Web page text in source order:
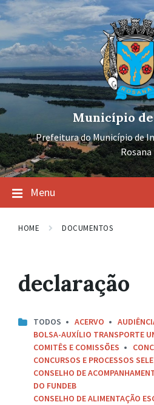
Ir
para
conteúdo
Pular
para
navegação
principal
Pular
para
rodapé
Município de
Prefeitura do Município de
Rosana
Menu
HOME DOCUMENTOS
declaração
TODOS ACERVO
BOLSA-AUXÍLIO TRANSPORTE
COMITÊS E COMISSÕES
CONCURSOS E PROCESSOS
CONSELHO DE
DO FUNDEB
CONSELHO DE ALIMENTAÇÃO